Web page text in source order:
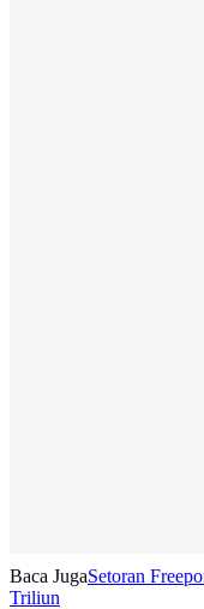
Baca JugaSetoran
Triliun